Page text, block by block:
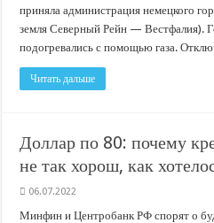
приняла администрация немецкого
земля Северный Рейн — Вестфалия).
подогревались с помощью газа.
Читать дальше
Доллар по 80: почему
не так хорош, как
06.07.2022
Минфин и Центробанк РФ спорят о